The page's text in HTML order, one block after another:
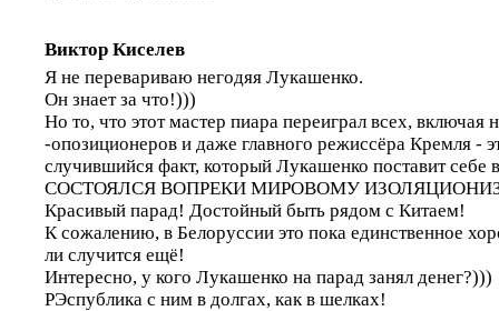
Виктор Киселев
Я не перевариваю негодяя Лукашенко.
Он знает за что!)))
Но то, что этот мастер пиара переиграл всех, включая
-опозиционеров и даже главного режиссёра Кремля -
случившийся факт, который Лукашенко поставит
СОСТОЯЛСЯ ВОПРЕКИ МИРОВОМУ
Красивый парад! Достойный быть рядом с Китаем!
К сожалению, в Белоруссии это пока единственное
ли случится ещё!
Интересно, у кого Лукашенко на парад занял денег?)))
РЭспублика с ним в долгах, как в шелках!